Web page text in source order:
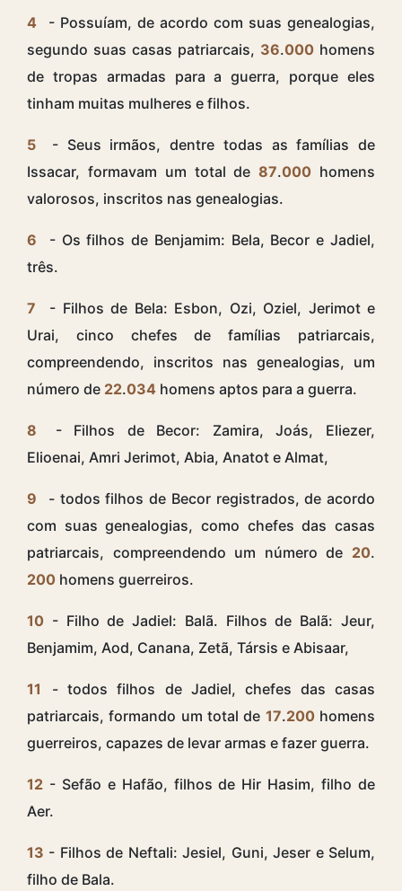
4
- Possuíam, de acordo com suas genealogias,
segundo suas casas patriarcais, 36.000 homens
de tropas armadas para a guerra, porque eles
tinham muitas mulheres e filhos.
5
- Seus irmãos, dentre todas as famílias de
Issacar, formavam um total de87.000 homens
valorosos, inscritos nas genealogias.
6
- Os filhos de Benjamim: Bela, Becor e Jadiel,
três.
7
- Filhos de Bela: Esbon, Ozi, Oziel, Jerimot e
Urai, cinco chefes de famílias patriarcais,
compreendendo, inscritos nas genealogias, um
número de 22.034 homens aptos para a guerra.
8
- Filhos de Becor: Zamira, Joás, Eliezer,
Elioenai, Amri Jerimot, Abia, Anatot e Almat,
9
- todos filhos de Becor registrados, de acordo
com suas genealogias, como chefes das casas
patriarcais, compreendendo um número de 20.
200 homens guerreiros.
10 - Filho de Jadiel: Balã. Filhos de Balã: Jeur,
Benjamim, Aod, Canana, Zetã, Társis e Abisaar,
11
- todos filhos de Jadiel, chefes das casas
patriarcais, formando um total de 17.200homens
guerreiros, capazes de levar armas e fazer guerra.
12 - Sefão e Hafão, filhos de Hir Hasim, filho de
Aer.
13 - Filhos de Neftali: Jesiel, Guni, Jeser e Selum,
filho de Bala.